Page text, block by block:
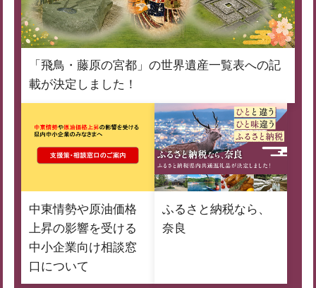
「飛鳥・藤原の宮都」の世界遺産一覧表への記
載が決定しました！
中東情勢や原油価格
上昇の影響を受ける
中小企業向け相談窓
口について
ふるさと納税なら、
奈良